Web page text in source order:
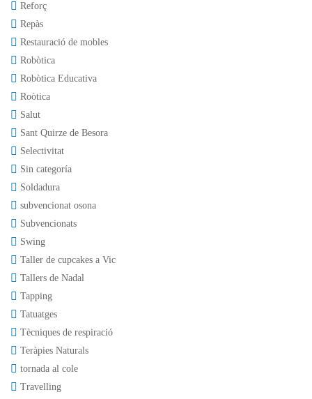
Reforç
Repàs
Restauració de mobles
Robòtica
Robòtica Educativa
Roòtica
Salut
Sant Quirze de Besora
Selectivitat
Sin categoría
Soldadura
subvencionat osona
Subvencionats
Swing
Taller de cupcakes a Vic
Tallers de Nadal
Tapping
Tatuatges
Tècniques de respiració
Teràpies Naturals
tornada al cole
Travelling